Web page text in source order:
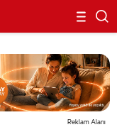
Reklam Alanı